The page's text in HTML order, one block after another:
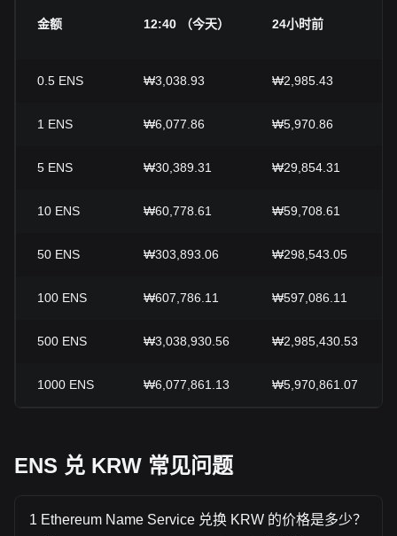
金额 12:40 （今天） 24小时前
0.5 ENS ₩3,038.93 ₩2,985.43
1 ENS ₩6,077.86 ₩5,970.86
5 ENS ₩30,389.31 ₩29,854.31
10 ENS ₩60,778.61 ₩59,708.61
50 ENS ₩303,893.06 ₩298,543.05
100 ENS ₩607,786.11 ₩597,086.11
500 ENS ₩3,038,930.56 ₩2,985,430.53
1000 ENS ₩6,077,861.13 ₩5,970,861.07
ENS 兑 KRW 常见问题
1 Ethereum Name Service 兑换 KRW 的价格是多少？